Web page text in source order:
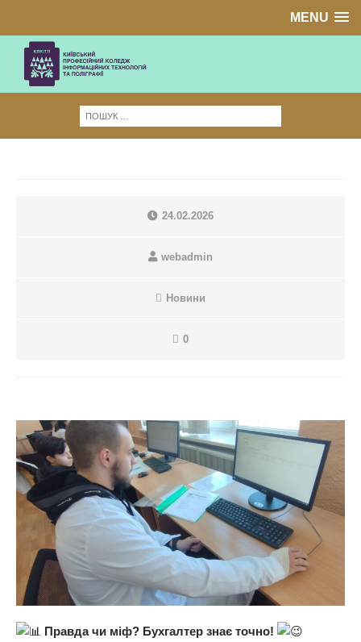
MENU
24.02.2026
webadmin
Новини
0
Правда чи міф? Бухгалтер знає точно!